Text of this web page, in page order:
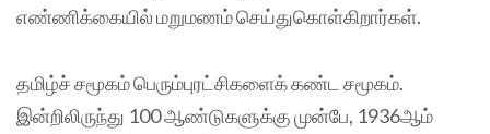
எண்ணிக்கையில் மறுமணம் செய்துகொள்கிறார்கள்.
தமிழ்ச் சமூகம் பெரும்புரட்சிகளைக் கண்ட சமூகம்.
இன்றிலிருந்து 100 ஆண்டுகளுக்கு முன்பே, 1936ஆம்